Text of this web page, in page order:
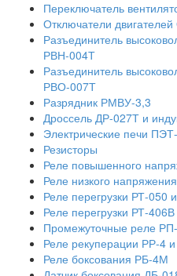
Переключатель
Отключатели
Разъединитель
РВН-004Т
Разъединитель
РВО-007Т
Разрядник РМВУ-3,3
Дроссель ДР-027Т и
Электрические печи
Резисторы
Реле повышенного
Реле низкого
Реле перегрузки РТ-050
Реле перегрузки РТ-
Промежуточные реле
Реле рекуперации РР-4
Реле боксования РБ-4М